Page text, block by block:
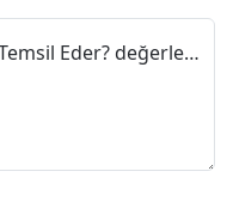
Araçlardaki Beygir Gücü Neyi Temsil Eder? değerlendirmeni paylaş